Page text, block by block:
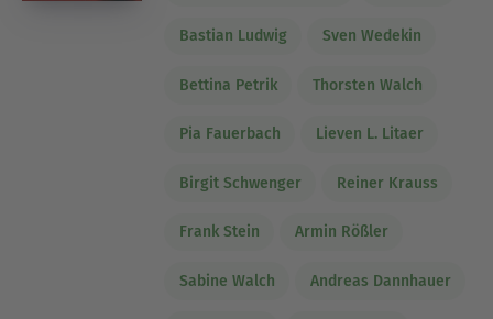
Bastian Ludwig Sven Wedekin
Bettina Petrik Thorsten Walch
Pia Fauerbach Lieven L. Litaer
Birgit Schwenger Reiner Krauss
Frank Stein Armin Rößler
Sabine Walch Andreas Dannhauer